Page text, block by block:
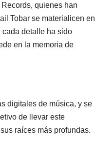
quienes han
Tobar se materialicen en
detalle ha sido
en la memoria de
digitales de música, y se
de llevar este
raíces más profundas.